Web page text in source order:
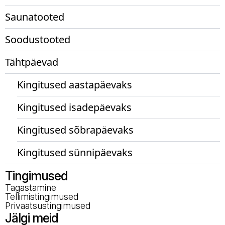
Saunatooted
Soodustooted
Tähtpäevad
Kingitused aastapäevaks
Kingitused isadepäevaks
Kingitused sõbrapäevaks
Kingitused sünnipäevaks
Tingimused
Tagastamine
Tellimistingimused
Privaatsustingimused
Jälgi meid